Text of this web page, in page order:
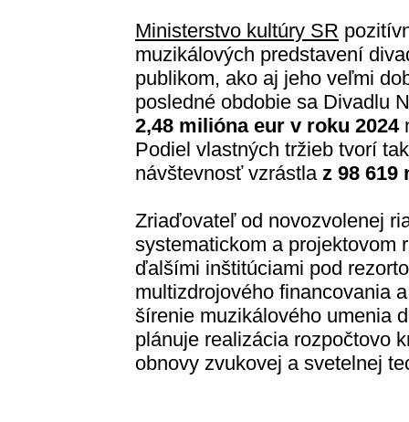
Ministerstvo kultúry SR
muzikálových predstavení
publikom, ako aj jeho veľmi
posledné obdobie sa Divadlu
2,48 milióna eur v roku 2024
Podiel vlastných tržieb tvorí
návštevnosť vzrástla z 98 619
Zriaďovateľ od novozvolenej
systematickom a projektovom
ďalšími inštitúciami pod
multizdrojového financovania
šírenie muzikálového umenia
plánuje realizácia rozpočtovo
obnovy zvukovej a svetelnej